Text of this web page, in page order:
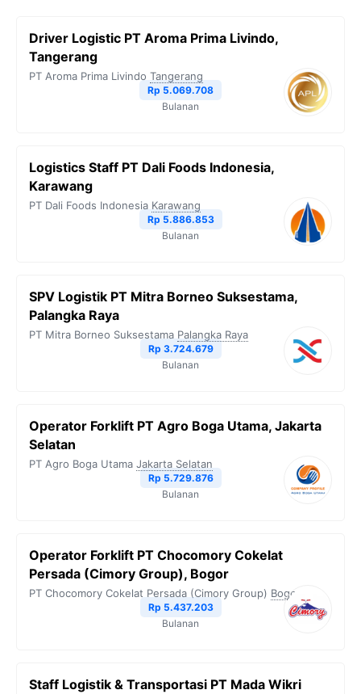
Driver Logistic PT Aroma Prima Livindo,
Tangerang
PT Aroma Prima Livindo Tangerang
Rp 5.069.708
Bulanan
Logistics Staff PT Dali Foods Indonesia,
Karawang
PT Dali Foods Indonesia Karawang
Rp 5.886.853
Bulanan
SPV Logistik PT Mitra Borneo Suksestama,
Palangka Raya
PT Mitra Borneo Suksestama Palangka Raya
Rp 3.724.679
Bulanan
Operator Forklift PT Agro Boga Utama, Jakarta
Selatan
PT Agro Boga Utama Jakarta Selatan
Rp 5.729.876
Bulanan
Operator Forklift PT Chocomory Cokelat
Persada (Cimory Group), Bogor
PT Chocomory Cokelat Persada (Cimory Group) Bogor
Rp 5.437.203
Bulanan
Staff Logistik & Transportasi PT Mada Wikri